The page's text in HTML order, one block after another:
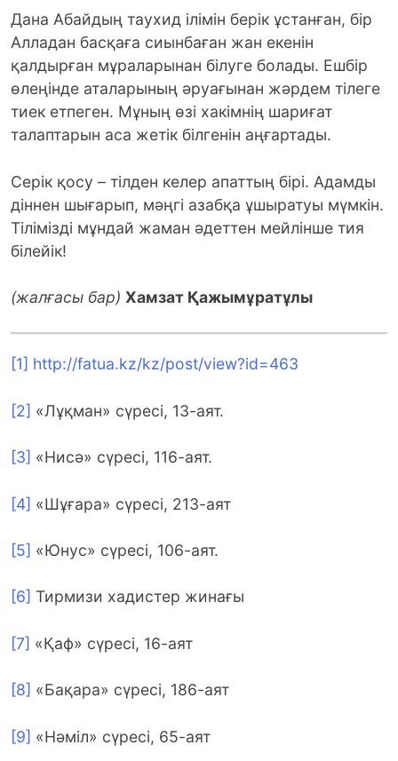
Дана Абайдың таухид ілімін берік ұстанған, бір
Алладан басқаға сиынбаған жан екенін
қалдырған мұраларынан білуге болады. Ешбір
өлеңінде аталарының әруағынан жәрдем тілеге
тиек етпеген. Мұның өзі хакімнің шариғат
талаптарын аса жетік білгенін аңғартады.
Серік қосу – тілден келер апаттың бірі. Адамды
діннен шығарып, мәңгі азабқа ұшыратуы мүмкін.
Тілімізді мұндай жаман әдеттен мейлінше тия
білейік!
(жалғасы бар) Хамзат Қажымұратұлы
[1] http://fatua.kz/kz/post/view?id=463
[2] «Лұқман» сүресі, 13-аят.
[3] «Нисә» сүресі, 116-аят.
[4] «Шұғара» сүресі, 213-аят
[5] «Юнус» сүресі, 106-аят.
[6] Тирмизи хадистер жинағы
[7] «Қаф» сүресі, 16-аят
[8] «Бақара» сүресі, 186-аят
[9] «Нәміл» сүресі, 65-аят